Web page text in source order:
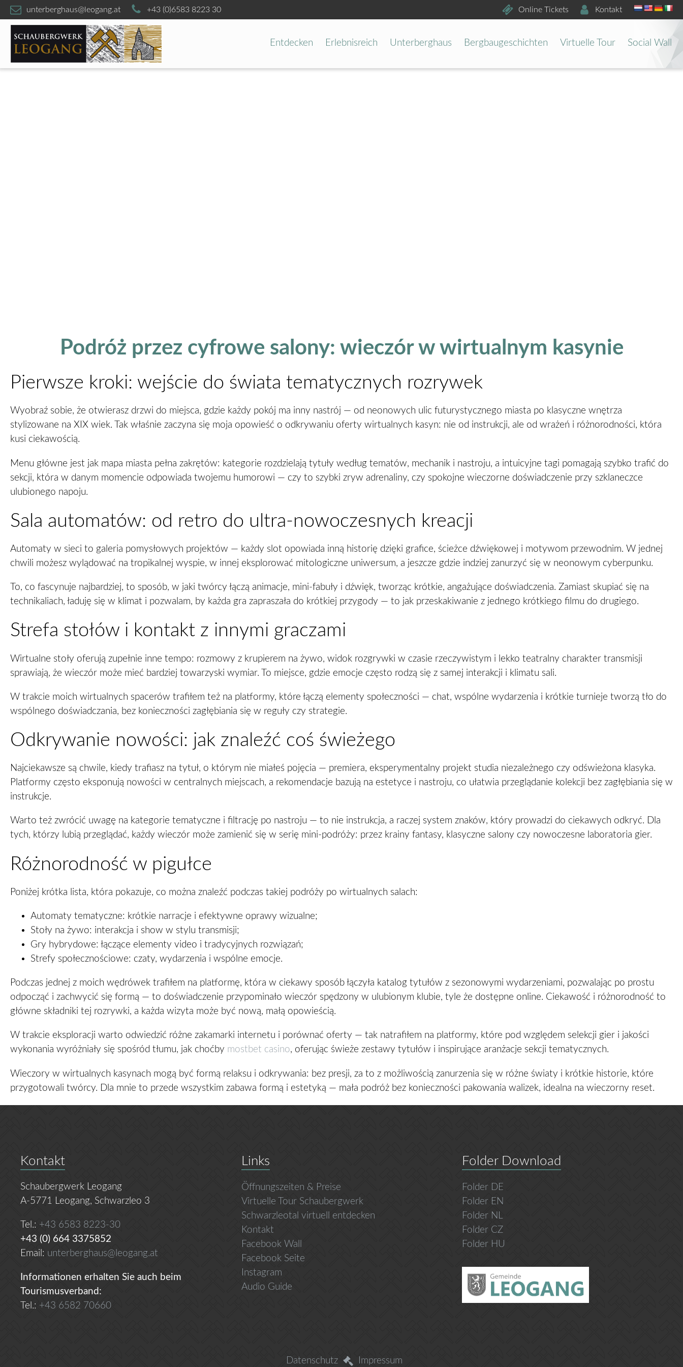
unterberghaus@leogang.at +43 (0)6583 8223 30 Online Tickets Kontakt
Entdecken Erlebnisreich Unterberghaus Bergbaugeschichten Virtuelle Tour Social Wall
Podróż przez cyfrowe salony: wieczór w wirtualnym kasynie
Pierwsze kroki: wejście do świata tematycznych rozrywek
Wyobraź sobie, że otwierasz drzwi do miejsca, gdzie każdy pokój ma inny nastrój — od neonowych ulic futurystycznego miasta po klasyczne wnętrza
stylizowane na XIX wiek. Tak właśnie zaczyna się moja opowieść o odkrywaniu oferty wirtualnych kasyn: nie od instrukcji, ale od wrażeń i różnorodności, która
kusi ciekawością.
Menu główne jest jak mapa miasta pełna zakrętów: kategorie rozdzielają tytuły według tematów, mechanik i nastroju, a intuicyjne tagi pomagają szybko trafić do
sekcji, która w danym momencie odpowiada twojemu humorowi — czy to szybki zryw adrenaliny, czy spokojne wieczorne doświadczenie przy szklaneczce
ulubionego napoju.
Sala automatów: od retro do ultra-nowoczesnych kreacji
Automaty w sieci to galeria pomysłowych projektów — każdy slot opowiada inną historię dzięki grafice, ścieżce dźwiękowej i motywom przewodnim. W jednej
chwili możesz wylądować na tropikalnej wyspie, w innej eksplorować mitologiczne uniwersum, a jeszcze gdzie indziej zanurzyć się w neonowym cyberpunku.
To, co fascynuje najbardziej, to sposób, w jaki twórcy łączą animacje, mini-fabuły i dźwięk, tworząc krótkie, angażujące doświadczenia. Zamiast skupiać się na
technikaliach, ładuję się w klimat i pozwalam, by każda gra zapraszała do krótkiej przygody — to jak przeskakiwanie z jednego krótkiego filmu do drugiego.
Strefa stołów i kontakt z innymi graczami
Wirtualne stoły oferują zupełnie inne tempo: rozmowy z krupierem na żywo, widok rozgrywki w czasie rzeczywistym i lekko teatralny charakter transmisji
sprawiają, że wieczór może mieć bardziej towarzyski wymiar. To miejsce, gdzie emocje często rodzą się z samej interakcji i klimatu sali.
W trakcie moich wirtualnych spacerów trafiłem też na platformy, które łączą elementy społeczności — chat, wspólne wydarzenia i krótkie turnieje tworzą tło do
wspólnego doświadczania, bez konieczności zagłębiania się w reguły czy strategie.
Odkrywanie nowości: jak znaleźć coś świeżego
Najciekawsze są chwile, kiedy trafiasz na tytuł, o którym nie miałeś pojęcia — premiera, eksperymentalny projekt studia niezależnego czy odświeżona klasyka.
Platformy często eksponują nowości w centralnych miejscach, a rekomendacje bazują na estetyce i nastroju, co ułatwia przeglądanie kolekcji bez zagłębiania się w
instrukcje.
Warto też zwrócić uwagę na kategorie tematyczne i filtrację po nastroju — to nie instrukcja, a raczej system znaków, który prowadzi do ciekawych odkryć. Dla
tych, którzy lubią przeglądać, każdy wieczór może zamienić się w serię mini-podróży: przez krainy fantasy, klasyczne salony czy nowoczesne laboratoria gier.
Różnorodność w pigułce
Poniżej krótka lista, która pokazuje, co można znaleźć podczas takiej podróży po wirtualnych salach:
Automaty tematyczne: krótkie narracje i efektywne oprawy wizualne;
Stoły na żywo: interakcja i show w stylu transmisji;
Gry hybrydowe: łączące elementy video i tradycyjnych rozwiązań;
Strefy społecznościowe: czaty, wydarzenia i wspólne emocje.
Podczas jednej z moich wędrówek trafiłem na platformę, która w ciekawy sposób łączyła katalog tytułów z sezonowymi wydarzeniami, pozwalając po prostu
odpocząć i zachwycić się formą — to doświadczenie przypominało wieczór spędzony w ulubionym klubie, tyle że dostępne online. Ciekawość i różnorodność to
główne składniki tej rozrywki, a każda wizyta może być nową, małą opowieścią.
W trakcie eksploracji warto odwiedzić różne zakamarki internetu i porównać oferty — tak natrafiłem na platformy, które pod względem selekcji gier i jakości
wykonania wyróżniały się spośród tłumu, jak choćby mostbet casino, oferując świeże zestawy tytułów i inspirujące aranżacje sekcji tematycznych.
Wieczory w wirtualnych kasynach mogą być formą relaksu i odkrywania: bez presji, za to z możliwością zanurzenia się w różne światy i krótkie historie, które
przygotowali twórcy. Dla mnie to przede wszystkim zabawa formą i estetyką — mała podróż bez konieczności pakowania walizek, idealna na wieczorny reset.
Kontakt
Schaubergwerk Leogang
A-5771 Leogang, Schwarzleo 3
Tel.: +43 6583 8223-30
+43 (0) 664 3375852
Email: unterberghaus@leogang.at
Informationen erhalten Sie auch beim
Tourismusverband:
Tel.: +43 6582 70660
Links
Öffnungszeiten & Preise
Virtuelle Tour Schaubergwerk
Schwarzleotal virtuell entdecken
Kontakt
Facebook Wall
Facebook Seite
Instagram
Audio Guide
Folder Download
Folder DE
Folder EN
Folder NL
Folder CZ
Folder HU
Datenschutz Impressum